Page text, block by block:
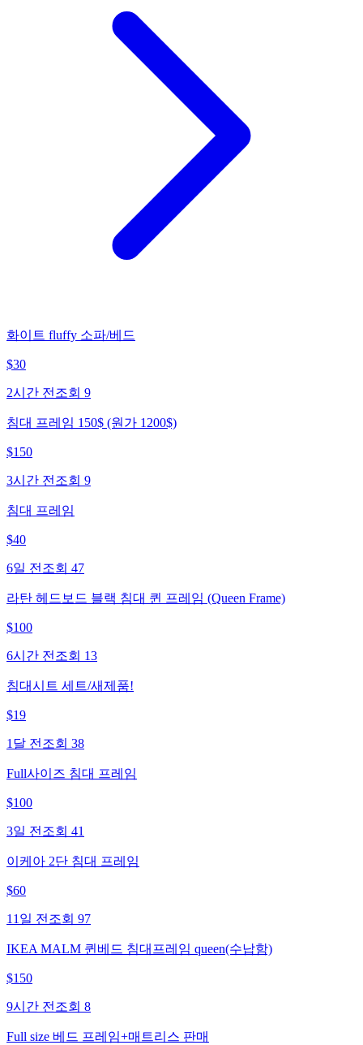
화이트 fluffy 소파/베드
$30
2시간 전 조회 9
침대 프레임 150$ (원가 1200$)
$150
3시간 전 조회 9
침대 프레임
$40
6일 전 조회 47
라탄 헤드보드 블랙 침대 퀸 프레임 (Queen Frame)
$100
6시간 전 조회 13
침대시트 세트/새제품!
$19
1달 전 조회 38
Full사이즈 침대 프레임
$100
3일 전 조회 41
이케아 2단 침대 프레임
$60
11일 전 조회 97
IKEA MALM 퀸베드 침대프레임 queen(수납함)
$150
9시간 전 조회 8
Full size 베드 프레임+매트리스 판매